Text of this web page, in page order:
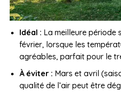
Idéal : La meilleure période
février, lorsque les
agréables, parfait pour le
À éviter : Mars et avril
qualité de l’air peut être